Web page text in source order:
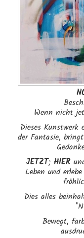
Wenn nicht
Dieses
der Fantasie,
JETZT;HIER
Leben und
Dies alles
Bewegt,